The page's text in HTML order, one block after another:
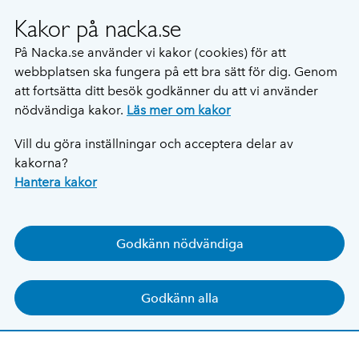
Kakor på nacka.se
På Nacka.se använder vi kakor (cookies) för att
webbplatsen ska fungera på ett bra sätt för dig. Genom
att fortsätta ditt besök godkänner du att vi använder
nödvändiga kakor. Läs mer om kakor
Vill du göra inställningar och acceptera delar av
kakorna?
Hantera kakor
Godkänn nödvändiga
Godkänn alla